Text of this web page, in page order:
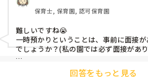
保育士, 保育園, 認可保育園
難しいですね😭
一時預かりということは、事前に面接
でしょうか？(私の園では必ず面接があ
もし面接があればその時に、なければお
に、お家の方から好きなキャラクターな
回答をもっと見る